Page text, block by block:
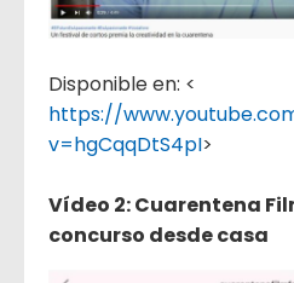
Disponible en: <
https://
v=hgCqqDtS4pI>
Vídeo 2: Cuarentena
concurso desde casa